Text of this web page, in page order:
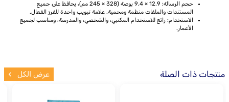
حجم الرسالة: 12.9 × 9.4 بوصة (328 × 245 مم)، يحافظ على جميع
المستندات والملفات منظمة ومحمية. علامة تبويب واحدة للفرز الفعال.
الاستخدام: رائع للاستخدام المكتبي، والشخصي، والمدرسة، ومناسب لجميع
الأعمار.
منتجات ذات الصلة عرض الكل